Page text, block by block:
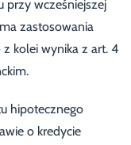
przy wcześniejszej
zastosowania
kolei wynika z art. 4
hipotecznego
o kredycie